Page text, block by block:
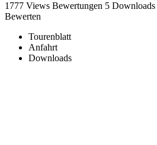
1777 Views Bewertungen 5 Downloads
Bewerten
Tourenblatt
Anfahrt
Downloads